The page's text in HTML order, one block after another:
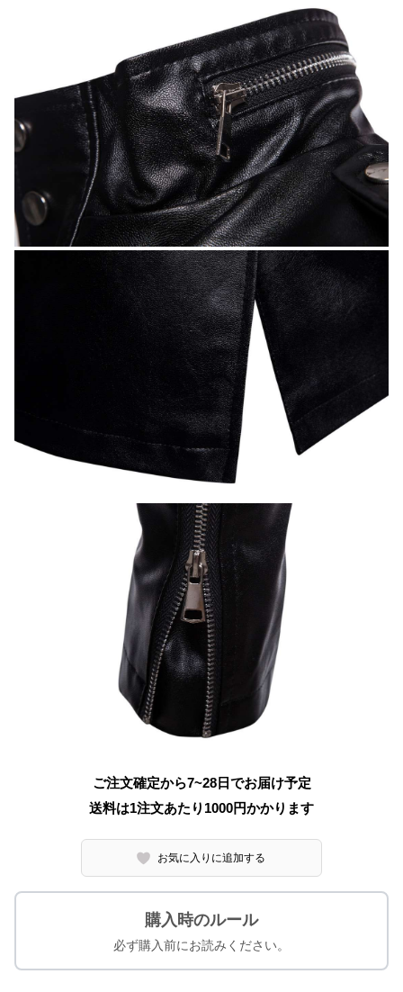
ご注文確定から7~28日でお届け予定
送料は1注文あたり 1000円かかります
お気に入りに追加する
購入時のルール
必ず購入前にお読みください。